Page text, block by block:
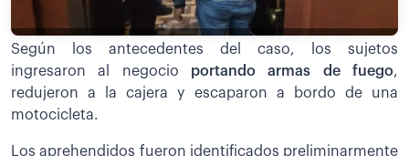
Según los antecedentes del caso, los sujetos
ingresaron al negocio portando armas de fuego,
redujeron a la cajera y escaparon a bordo de una
motocicleta.
Los aprehendidos fueron identificados preliminarmente